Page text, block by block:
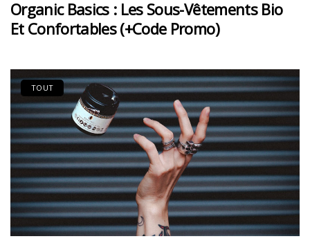
Organic Basics : Les Sous-Vêtements Bio
Et Confortables (+code Promo)
TOUT